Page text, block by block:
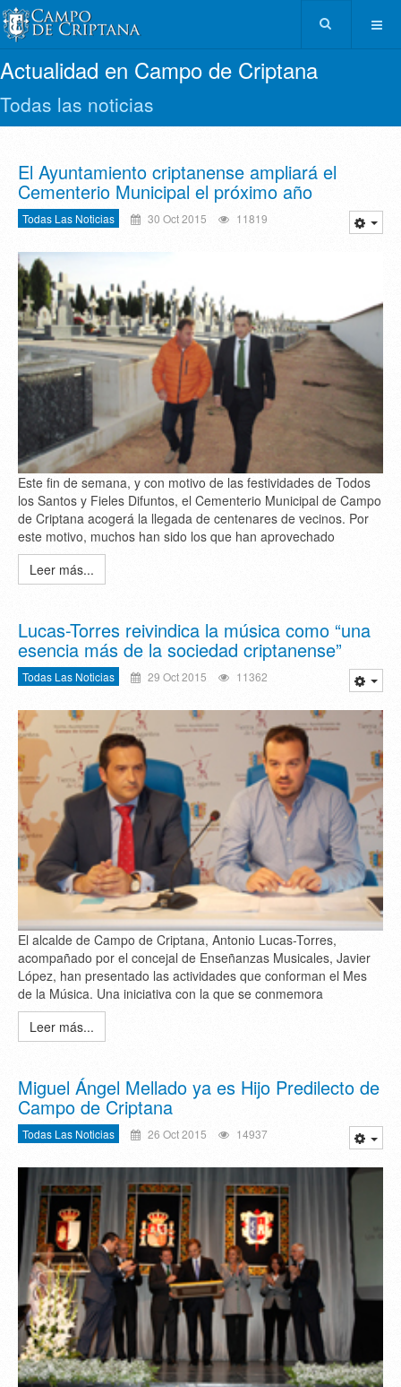
Actualidad en Campo de Criptana
Todas las noticias
El Ayuntamiento criptanense ampliará el
Cementerio Municipal el próximo año
Todas Las Noticias 30 Oct 2015 11819
Este fin de semana, y con motivo de las festividades de Todos
los Santos y Fieles Difuntos, el Cementerio Municipal de Campo
de Criptana acogerá la llegada de centenares de vecinos. Por
este motivo, muchos han sido los que han aprovechado
Leer más...
Lucas-Torres reivindica la música como “una
esencia más de la sociedad criptanense”
Todas Las Noticias 29 Oct 2015 11362
El alcalde de Campo de Criptana, Antonio Lucas-Torres,
acompañado por el concejal de Enseñanzas Musicales, Javier
López, han presentado las actividades que conforman el Mes
de la Música. Una iniciativa con la que se conmemora
Leer más...
Miguel Ángel Mellado ya es Hijo Predilecto de
Campo de Criptana
Todas Las Noticias 26 Oct 2015 14937